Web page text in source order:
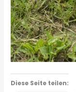
Diese Seite teilen: